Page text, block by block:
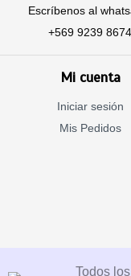
Escríbenos al
+569 9239 8674
Mi cuenta
Iniciar sesión
Mis Pedidos
Todos